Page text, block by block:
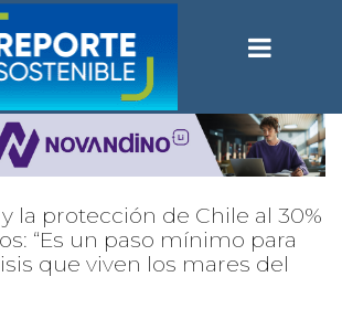
la protección de Chile al 30%
“Es un paso mínimo para
que viven los mares del